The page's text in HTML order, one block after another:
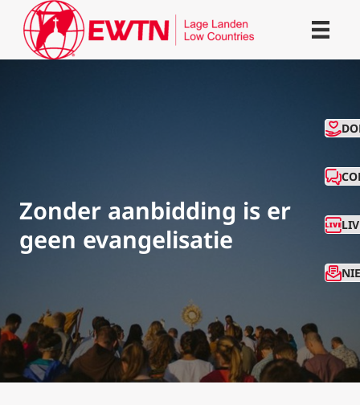
Zonder aanbidding is er
geen evangelisatie